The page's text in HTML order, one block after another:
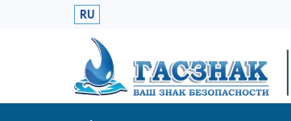
RU